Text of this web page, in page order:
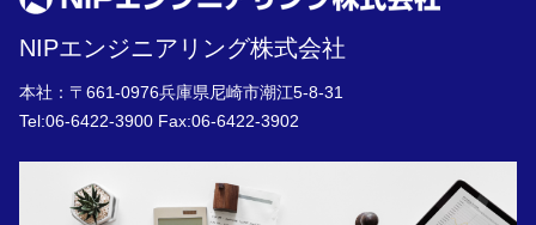
NIPエンジニアリング株式会社
本社：〒661-0976兵庫県尼崎市潮江5-8-31
Tel:06-6422-3900 Fax:06-6422-3902